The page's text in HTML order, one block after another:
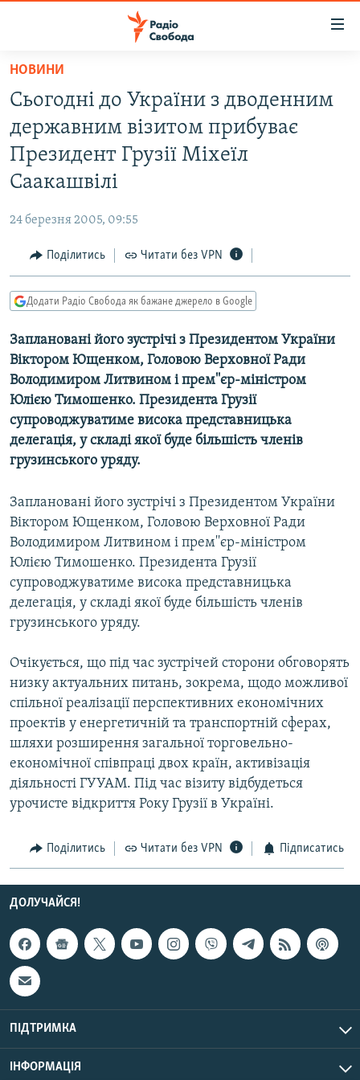
Перейти
основного
матеріалу
Перейти
до
основної
Перейти
пошуку
ВСЕ ЗА ДОБУ
СТАТТІ
СУСПІЛЬСТВО
КУЛЬТУРА
СПОРТ
СВІТ
ВІЙНА
ДОНБАС.РЕАЛІЇ
КРИМ.РЕАЛІЇ
ТИ ЯК?
КИТАЙ.ВИКЛИКИ
МУЛЬТИМЕДІА
ФОТО
СПЕЦПРОЄКТИ
ПОДКАСТИ
КРИМ РЕАЛІЇ
РУС
УКР
КТАТ
ДОЛУЧАЙСЯ!
Усі сайти RFE/RL
НОВИНИ
Сьогодні до України з дводенним
державним візитом прибуває
Президент Грузії Міхеїл
Саакашвілі
24 березня 2005, 09:55
Поділитись Читати без VPN
Додати Радіо Свобода як бажане джерело в Google
Заплановані його зустрічі з Президентом України
Віктором Ющенком, Головою Верховної Ради
Володимиром Литвином і прем''єр-міністром
Юлією Тимошенко. Президента Грузії
супроводжуватиме висока представницька
делегація, у складі якої буде більшість членів
грузинського уряду.
Заплановані його зустрічі з Президентом України
Віктором Ющенком, Головою Верховної Ради
Володимиром Литвином і прем''єр-міністром
Юлією Тимошенко. Президента Грузії
супроводжуватиме висока представницька
делегація, у складі якої буде більшість членів
грузинського уряду.
Очікується, що під час зустрічей сторони обговорять
низку актуальних питань, зокрема, щодо можливої
спільної реалізації перспективних економічних
проектів у енергетичній та транспортній сферах,
шляхи розширення загальної торговельно-
економічної співпраці двох країн, активізація
діяльності ГУУАМ. Під час візиту відбудеться
урочисте відкриття Року Грузії в Україні.
Поділитись Читати без VPN Підписатись
ДОЛУЧАЙСЯ!
ПІДТРИМКА
ІНФОРМАЦІЯ